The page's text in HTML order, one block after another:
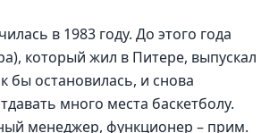
в 1983 году. До этого года
который жил в Питере, выпускал
бы остановилась, и снова
много места баскетболу.
менеджер, функционер – прим.